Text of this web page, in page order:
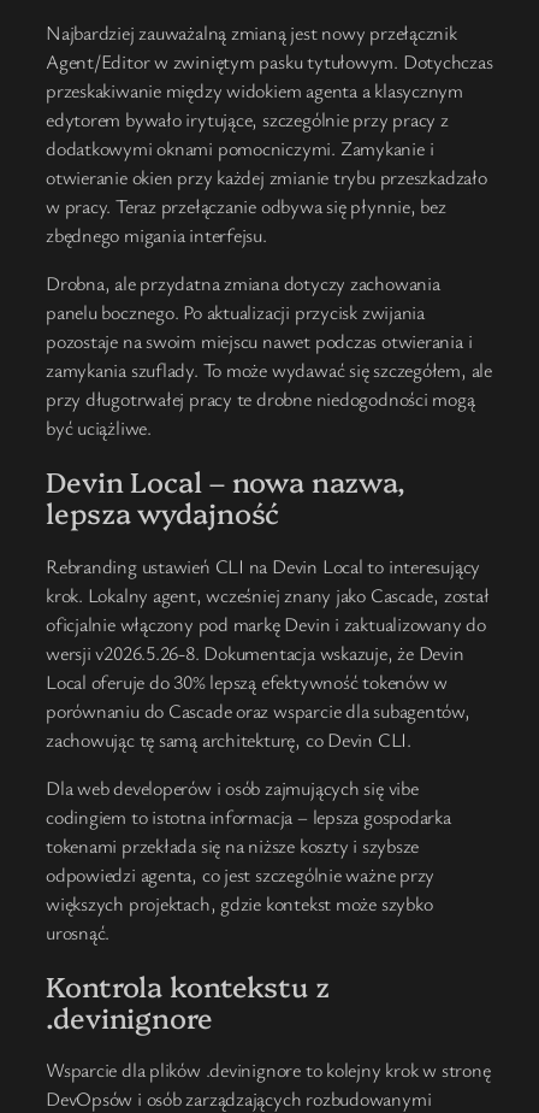
Najbardziej zauważalną zmianą jest nowy przełącznik
Agent/Editor w zwiniętym pasku tytułowym. Dotychczas
przeskakiwanie między widokiem agenta a klasycznym
edytorem bywało irytujące, szczególnie przy pracy z
dodatkowymi oknami pomocniczymi. Zamykanie i
otwieranie okien przy każdej zmianie trybu przeszkadzało
w pracy. Teraz przełączanie odbywa się płynnie, bez
zbędnego migania interfejsu.
Drobna, ale przydatna zmiana dotyczy zachowania
panelu bocznego. Po aktualizacji przycisk zwijania
pozostaje na swoim miejscu nawet podczas otwierania i
zamykania szuflady. To może wydawać się szczegółem, ale
przy długotrwałej pracy te drobne niedogodności mogą
być uciążliwe.
Devin Local – nowa nazwa,
lepsza wydajność
Rebranding ustawień CLI na Devin Local to interesujący
krok. Lokalny agent, wcześniej znany jako Cascade, został
oficjalnie włączony pod markę Devin i zaktualizowany do
wersji v2026.5.26-8. Dokumentacja wskazuje, że Devin
Local oferuje do 30% lepszą efektywność tokenów w
porównaniu do Cascade oraz wsparcie dla subagentów,
zachowując tę samą architekturę, co Devin CLI.
Dla web developerów i osób zajmujących się vibe
codingiem to istotna informacja – lepsza gospodarka
tokenami przekłada się na niższe koszty i szybsze
odpowiedzi agenta, co jest szczególnie ważne przy
większych projektach, gdzie kontekst może szybko
urosnąć.
Kontrola kontekstu z
.devinignore
Wsparcie dla plików .devinignore to kolejny krok w stronę
DevOpsów i osób zarządzających rozbudowanymi